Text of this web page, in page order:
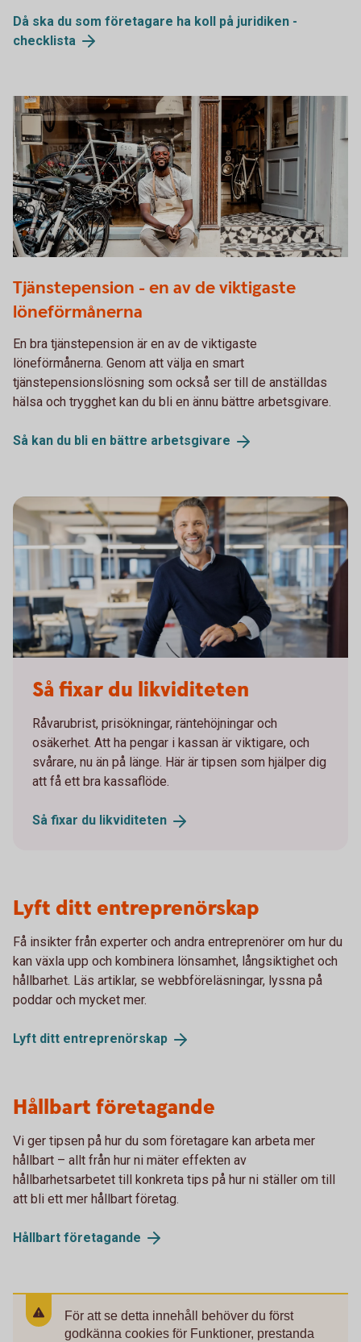
Då ska du som företagare ha koll på juridiken -
checklista
Tjänstepension - en av de viktigaste
löneförmånerna
En bra tjänstepension är en av de viktigaste
löneförmånerna. Genom att välja en smart
tjänstepensionslösning som också ser till de anställdas
hälsa och trygghet kan du bli en ännu bättre arbetsgivare.
Så kan du bli en bättre arbetsgivare
Så fixar du likviditeten
Råvarubrist, prisökningar, räntehöjningar och
osäkerhet. Att ha pengar i kassan är viktigare, och
svårare, nu än på länge. Här är tipsen som hjälper dig
att få ett bra kassaflöde.
Så fixar du likviditeten
Lyft ditt entreprenörskap
Få insikter från experter och andra entreprenörer om hur du
kan växla upp och kombinera lönsamhet, långsiktighet och
hållbarhet. Läs artiklar, se webbföreläsningar, lyssna på
poddar och mycket mer.
Lyft ditt entreprenörskap
Hållbart företagande
Vi ger tipsen på hur du som företagare kan arbeta mer
hållbart – allt från hur ni mäter effekten av
hållbarhetsarbetet till konkreta tips på hur ni ställer om till
att bli ett mer hållbart företag.
Hållbart företagande
För att se detta innehåll behöver du först
godkänna cookies för Funktioner, prestanda